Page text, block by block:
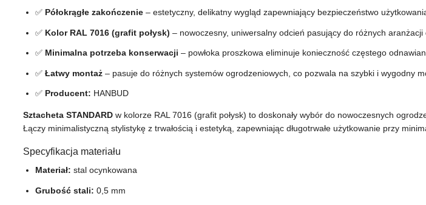
✅ Półokrągłe zakończenie – estetyczny, delikatny wygląd zapewniający bezpieczeństwo
✅ Kolor RAL 7016 (grafit połysk) – nowoczesny, uniwersalny odcień pasujący do różnych aranżacji
✅ Minimalna potrzeba konserwacji – powłoka proszkowa eliminuje konieczność częstego
✅ Łatwy montaż – pasuje do różnych systemów ogrodzeniowych, co pozwala na szybki i wygodny
✅ Producent: HANBUD
Sztacheta STANDARD w kolorze RAL 7016 (grafit połysk) to doskonały wybór do nowoczesnych
Łączy minimalistyczną stylistykę z trwałością i estetyką, zapewniając długotrwałe użytkowanie przy
Specyfikacja materiału
Materiał: stal ocynkowana
Grubość stali: 0,5 mm